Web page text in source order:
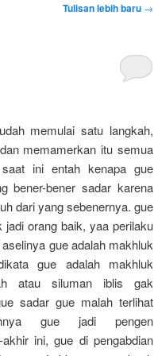
Tulisan lebih baru →
memulai satu langkah,
memamerkan itu semua
ini entah kenapa gue
bener-bener sadar karena
dari yang sebenernya. gue
jadi orang baik, yaa perilaku
gue adalah makhluk
gue adalah makhluk
atau siluman iblis gak
sadar gue malah terlihat
gue jadi pengen
ini, gue di pengabdian